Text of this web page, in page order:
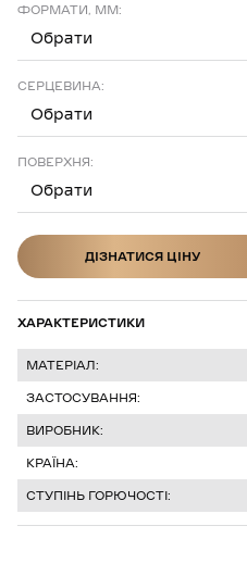
ФОРМАТИ, ММ:
Обрати
СЕРЦЕВИНА:
Обрати
ПОВЕРХНЯ:
Обрати
ДІЗНАТИСЯ ЦІНУ
ХАРАКТЕРИСТИКИ
МАТЕРІАЛ:
ЗАСТОСУВАННЯ:
ВИРОБНИК:
КРАЇНА:
СТУПІНЬ ГОРЮЧОСТІ: